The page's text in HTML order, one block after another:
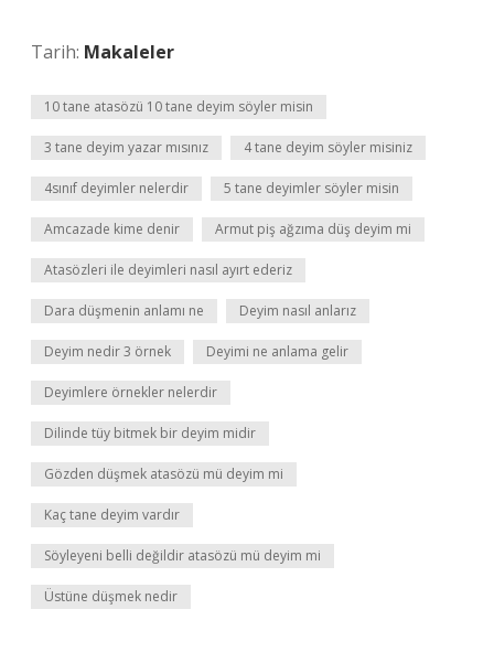
Tarih: Makaleler
10 tane atasözü 10 tane deyim söyler misin
3 tane deyim yazar mısınız 4 tane deyim söyler misiniz
4sınıf deyimler nelerdir 5 tane deyimler söyler misin
Amcazade kime denir Armut piş ağzıma düş deyim mi
Atasözleri ile deyimleri nasıl ayırt ederiz
Dara düşmenin anlamı ne Deyim nasıl anlarız
Deyim nedir 3 örnek Deyimi ne anlama gelir
Deyimlere örnekler nelerdir
Dilinde tüy bitmek bir deyim midir
Gözden düşmek atasözü mü deyim mi
Kaç tane deyim vardır
Söyleyeni belli değildir atasözü mü deyim mi
Üstüne düşmek nedir